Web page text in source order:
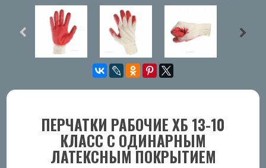
ПЕРЧАТКИ РАБОЧИЕ ХБ 13-10
КЛАСС С ОДИНАРНЫМ
ЛАТЕКСНЫМ ПОКРЫТИЕМ